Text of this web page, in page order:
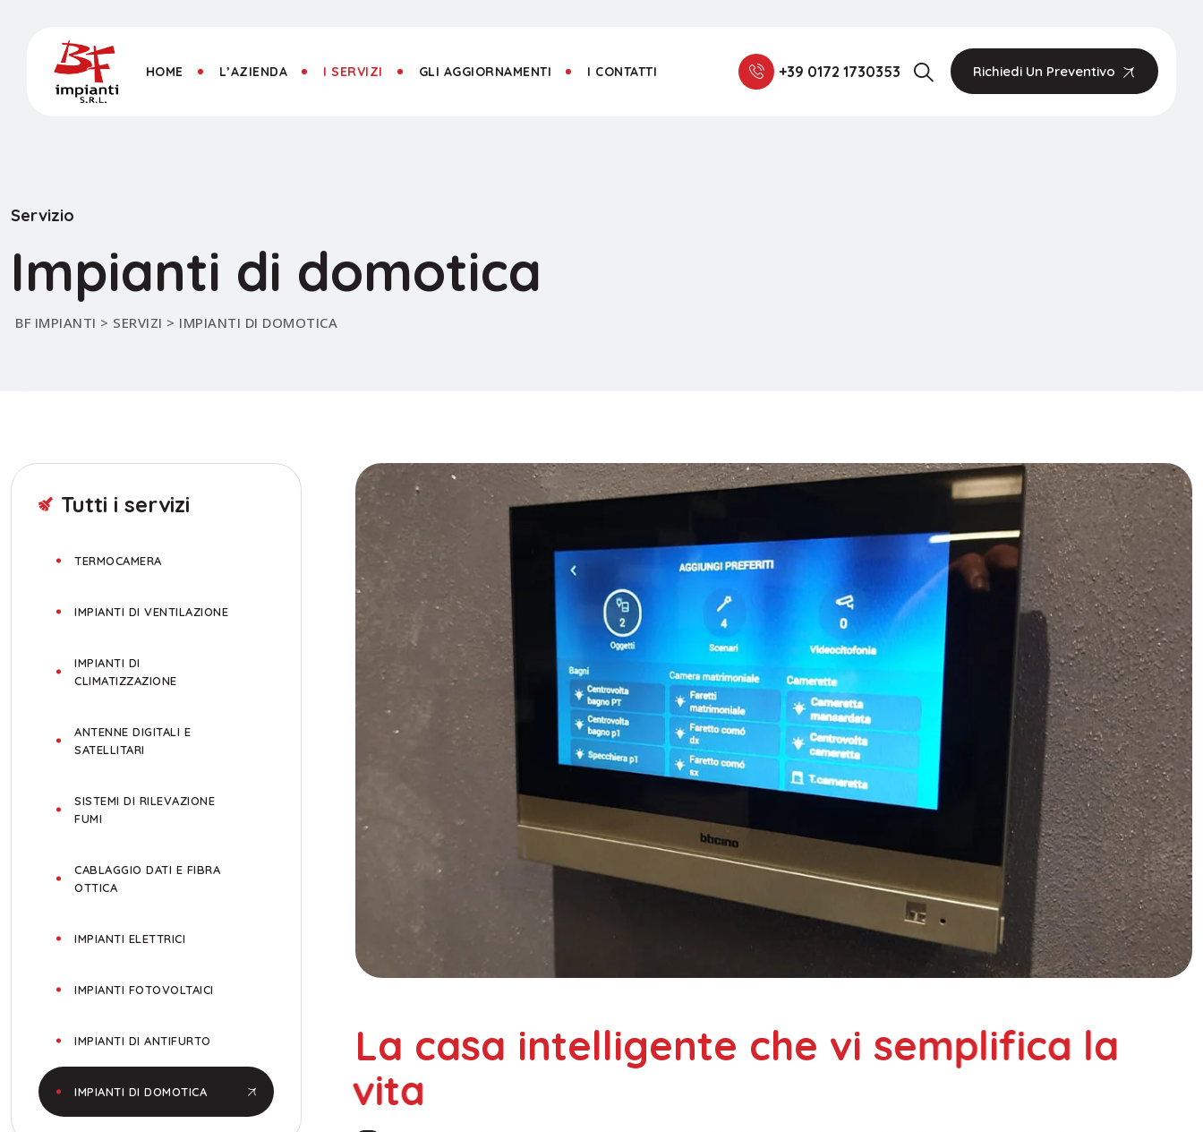
HOME L’AZIENDA I SERVIZI GLI AGGIORNAMENTI I CONTATTI +39 0172 1730353 Richiedi Un Preventivo
Servizio
Impianti di domotica
BF IMPIANTI > SERVIZI > IMPIANTI DI DOMOTICA
La casa intelligente che vi semplifica la
vita
Tutti i servizi
TERMOCAMERA
IMPIANTI DI VENTILAZIONE
IMPIANTI DI
CLIMATIZZAZIONE
ANTENNE DIGITALI E
SATELLITARI
SISTEMI DI RILEVAZIONE
FUMI
CABLAGGIO DATI E FIBRA
OTTICA
IMPIANTI ELETTRICI
IMPIANTI FOTOVOLTAICI
IMPIANTI DI ANTIFURTO
IMPIANTI DI DOMOTICA